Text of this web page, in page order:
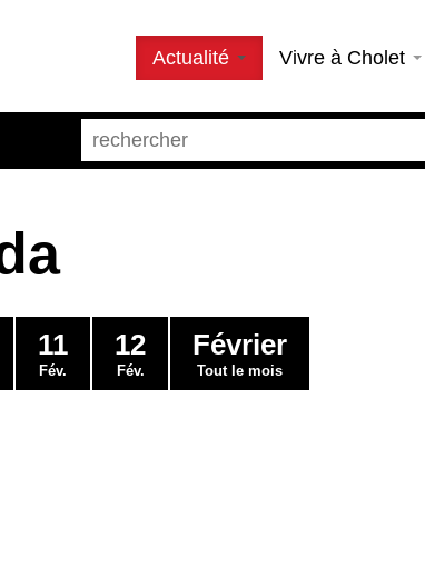
Actualité Vivre à Cholet
11
Fév.
12
Fév.
Février
Tout le mois